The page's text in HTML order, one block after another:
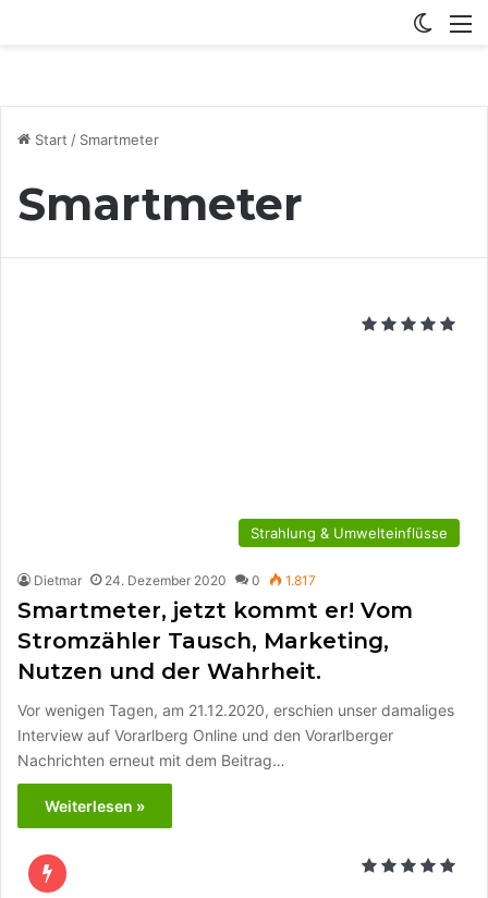
Start / Smartmeter
Smartmeter
Strahlung & Umwelteinflüsse
Dietmar 24. Dezember 2020 0 1.817
Smartmeter, jetzt kommt er! Vom
Stromzähler Tausch, Marketing,
Nutzen und der Wahrheit.
Vor wenigen Tagen, am 21.12.2020, erschien unser damaliges
Interview auf Vorarlberg Online und den Vorarlberger
Nachrichten erneut mit dem Beitrag…
Weiterlesen »